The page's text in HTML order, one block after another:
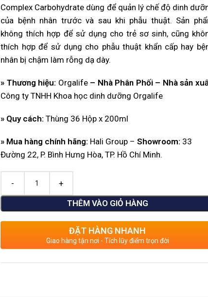
Complex Carbohydrate dùng để quản lý chế độ dinh
của bệnh nhân trước và sau khi phẫu thuật. Sản
không thích hợp để sử dụng cho trẻ sơ sinh, cũng
thích hợp để sử dụng cho phẫu thuật khẩn cấp hay
nhân bị chậm làm rỗng dạ dày.
» Thương hiệu: Orgalife – Nhà Phân Phối – Nhà sản
Công ty TNHH Khoa học dinh dưỡng Orgalife
» Quy cách: Thùng 36 Hộp x 200ml
» Mua hàng chính hãng: Hali Group –Showroom: 33
Đường 22, P. Bình Hưng Hòa, TP. Hồ Chí Minh.
THÊM VÀO GIỎ HÀNG
ĐẶT HÀNG NHANH
Giao hàng tận nơi - Tích lũy điểm trọn đời